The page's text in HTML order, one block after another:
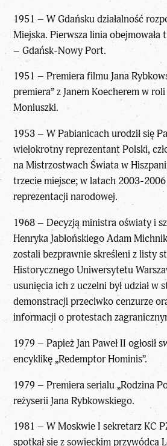
1951 – W Gdańsku działalność
Miejska. Pierwsza linia obejmowała
– Gdańsk-Nowy Port.
1951 – Premiera filmu Jana
premiera” z Janem Koecherem w roli
Moniuszki.
1953 – W Pabianicach urodził się
wielokrotny reprezentant Polski,
na Mistrzostwach Świata w
trzecie miejsce; w latach 2003-
reprezentacji narodowej.
1968 – Decyzją ministra oświaty i
Henryka Jabłońskiego Adam
zostali bezprawnie skreśleni z listy
Historycznego Uniwersytetu
usunięcia ich z uczelni był udział w
demonstracji przeciwko cenzurze
informacji o protestach
1979 – Papież Jan Paweł II ogłosił
encyklikę „Redemptor Hominis”.
1979 – Premiera serialu „Rodzina
reżyserii Jana Rybkowskiego.
1981 – W Moskwie I sekretarz KC
spotkał się z sowieckim przywódcą